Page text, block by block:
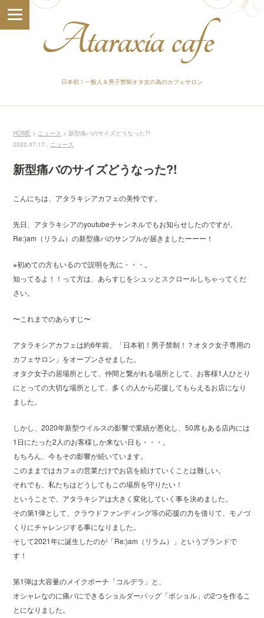
日本初！一般人＆男子禁制オタ女の為のカフェサロン
HOME ニュース
新型痛バのサイズどうなった?!
2022.07.17 , ニュース
新型痛バのサイズどうなった?!
こんにちは、アタラキシアカフェの美怜です。
先日、アタラキシアのyoutubeチャンネルでもお知らせしたのですが、
Re:)am（リラム）の新型痛バのサンプルが届きましたーーー！
※初めての方もいるので説明を先に・・・。
知ってるよ！！って方は、あらすじをシュッとスクロールしちゃってくだ
さい。
〜これまでのあらすじ〜
アタラキシアカフェは約6年前、「日本初！男子禁制！？オタク女子専用の
カフェサロン」をオープンさせました。
オタク女子の居場所として、仲間と繋がれる場所として、お客様1人ひとり
にとっての大切な場所として、多くの人から応援してもらえるお店になり
ました。
しかし、2020年新型ウイルスの影響で業績が悪化し、50席もある店内には
1日にたった2人のお客様しか来ない日も・・・。
もちろん、今もその影響が続いています。
このままではカフェの営業だけでお店を続けていくことは難しい。
それでも、私たちはどうしてもこの場所を守りたい！
ということで、アタラキシアは大きく変化していく事を決めました。
その第1弾として、クラウドファンディング等の応援の力を借りて、モノづ
くりにチャレンジする事になりました。
そして2021年に誕生したのが「Re:)am（リラム）」というブランドで
す！
第1弾は大容量のメイクポーチ「コルデラ」と、
オシャレなのに痛バにできるショルダーバッグ「ポショル」の2つを作るこ
とになりました。